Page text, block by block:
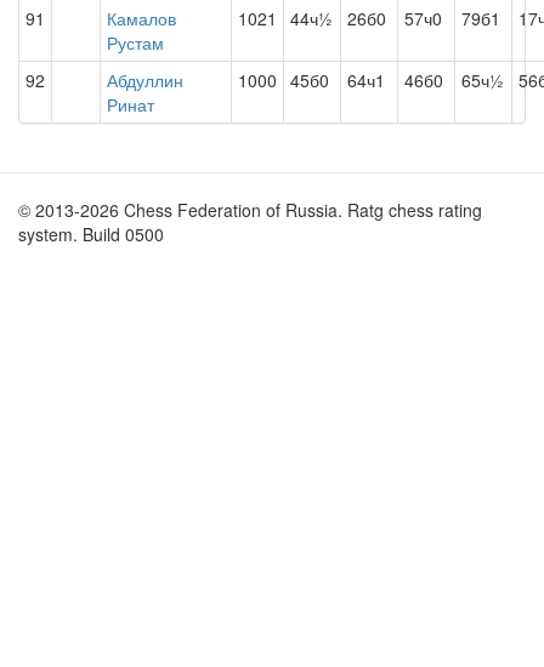
91
Камалов
Рустам
1021 44ч½ 26б0 57ч0 79б1
92
Абдуллин
Ринат
1000 45б0 64ч1 46б0 65ч½
© 2013-2026 Chess Federation of Russia. Ratg chess rating
system. Build 0500